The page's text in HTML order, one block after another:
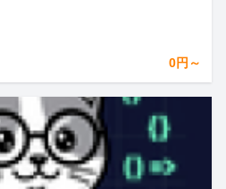
0円～